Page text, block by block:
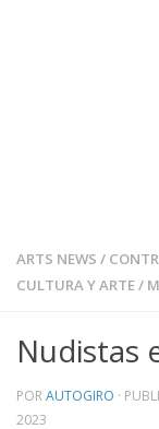
ARTS NEWS /
CULTURA Y ARTE/
Nudistas
PORAUTOGIRO ·
2023